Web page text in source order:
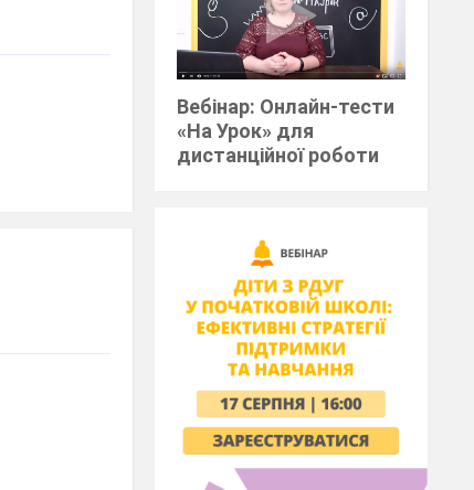
Вебінар: Онлайн-тести
«На Урок» для
дистанційної роботи